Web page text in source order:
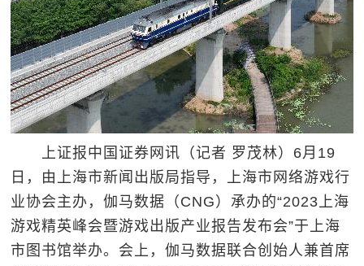
上证报中国证券网讯（记者 罗茂林）6月19
日，由上海市新闻出版局指导，上海市网络游戏行
业协会主办，伽马数据（CNG）承办的“2023上海
游戏精英峰会暨游戏出版产业报告发布会”于上海
市图书馆举办。会上，伽马数据联合创始人兼首席